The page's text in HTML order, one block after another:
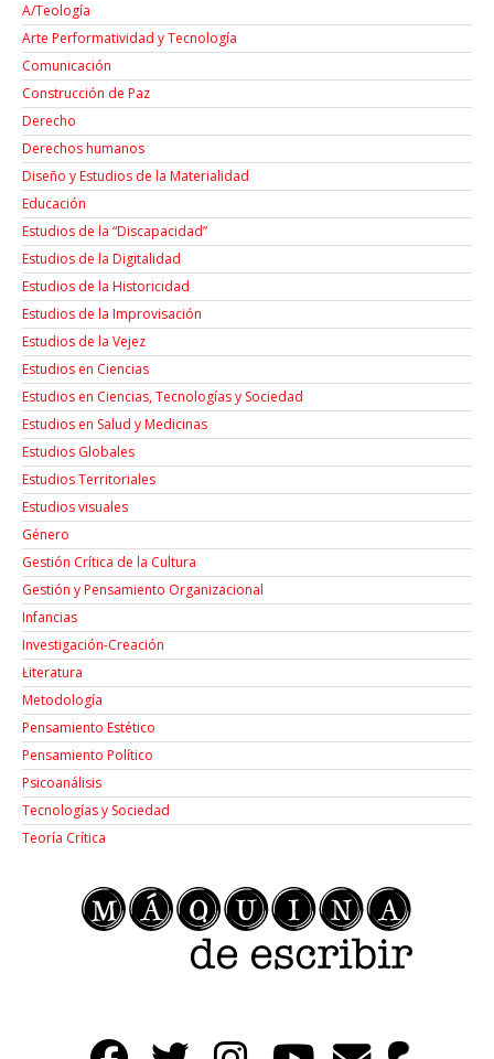
A/Teología
Arte Performatividad y Tecnología
Comunicación
Construcción de Paz
Derecho
Derechos humanos
Diseño y Estudios de la Materialidad
Educación
Estudios de la “Discapacidad”
Estudios de la Digitalidad
Estudios de la Historicidad
Estudios de la Improvisación
Estudios de la Vejez
Estudios en Ciencias
Estudios en Ciencias, Tecnologías y Sociedad
Estudios en Salud y Medicinas
Estudios Globales
Estudios Territoriales
Estudios visuales
Género
Gestión Crítica de la Cultura
Gestión y Pensamiento Organizacional
Infancias
Investigación-Creación
Łiteratura
Metodología
Pensamiento Estético
Pensamiento Político
Psicoanálisis
Tecnologías y Sociedad
Teoría Crítica